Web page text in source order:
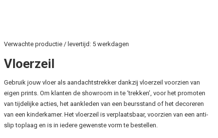
Verwachte productie / levertijd: 5 werkdagen
Vloerzeil
Gebruik jouw vloer als aandachtstrekker dankzij vloerzeil voorzien van
eigen prints. Om klanten de showroom in te ‘trekken’, voor het promoten
van tijdelijke acties, het aankleden van een beursstand of het decoreren
van een kinderkamer. Het vloerzeil is verplaatsbaar, voorzien van een anti-
slip toplaag en is in iedere gewenste vorm te bestellen.